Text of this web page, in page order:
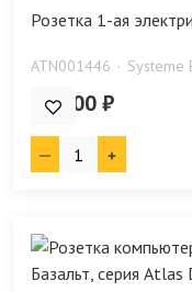
Розетка 1-ая
ATN001446 Systeme
605.00 ₽